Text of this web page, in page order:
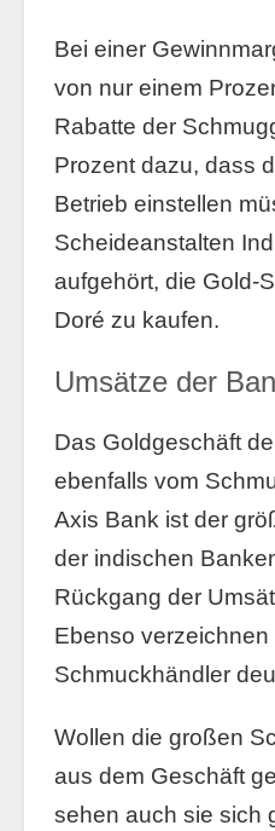
Bei einer
von nur einem
Rabatte der
Prozent dazu, dass
Betrieb einstellen
Scheideanstalten
aufgehört, die Gold-
Doré zu kaufen.
Umsätze der
Das Goldgeschäft
ebenfalls vom
Axis Bank ist der
der indischen
Rückgang der
Ebenso
Schmuckhändler
Wollen die großen
aus dem Geschäft
sehen auch sie sich